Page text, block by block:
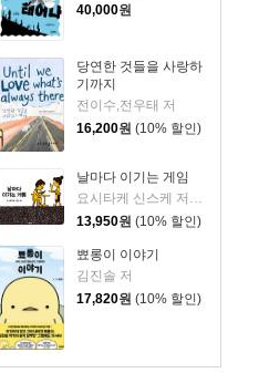
40,000원
당연한 것들을 사랑하
기까지
전이수,전우태 저
16,200원 (10% 할인)
날마다 이기는 게임
13,950원 (10% 할인)
뾰롱이 이야기
김진솔 저
17,820원 (10% 할인)